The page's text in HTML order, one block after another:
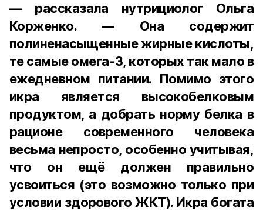
— рассказала нутрициолог Ольга
Корженко. — Она содержит
полиненасыщенные жирные кислоты,
те самые омега-3, которых так мало в
ежедневном питании. Помимо этого
икра является высокобелковым
продуктом, а добрать норму белка в
рационе современного человека
весьма непросто, особенно учитывая,
что он ещё должен правильно
усвоиться (это возможно только при
условии здорового ЖКТ). Икра богата